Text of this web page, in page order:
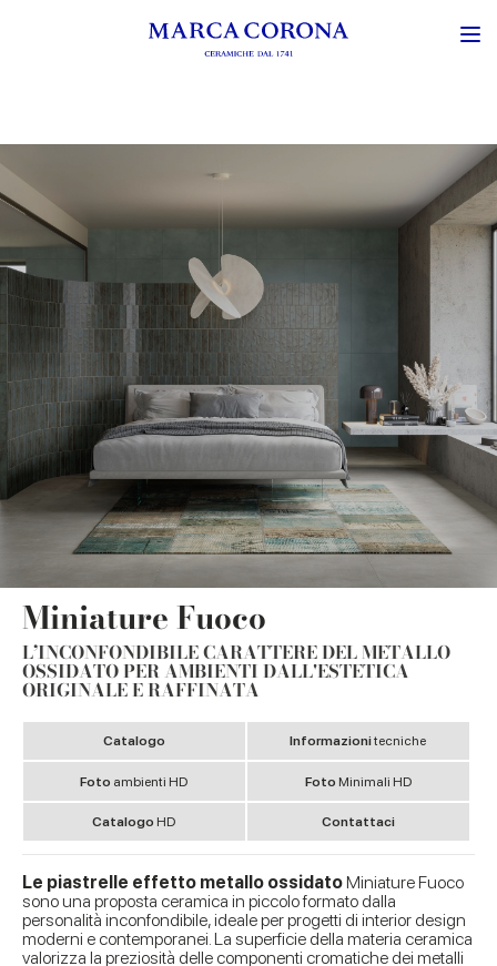
Miniature Fuoco
L’INCONFONDIBILE CARATTERE DEL METALLO
OSSIDATO PER AMBIENTI DALL'ESTETICA
ORIGINALE E RAFFINATA
Catalogo Informazionitecniche
Foto ambienti HD Foto Minimali HD
Catalogo HD Contattaci
Le piastrelle effetto metallo ossidatoMiniature Fuoco
sono una proposta ceramica in piccolo formato dalla
personalità inconfondibile, ideale per progetti di interior design
moderni e contemporanei. La superficie della materia ceramica
valorizza la preziosità delle componenti cromatiche dei metalli